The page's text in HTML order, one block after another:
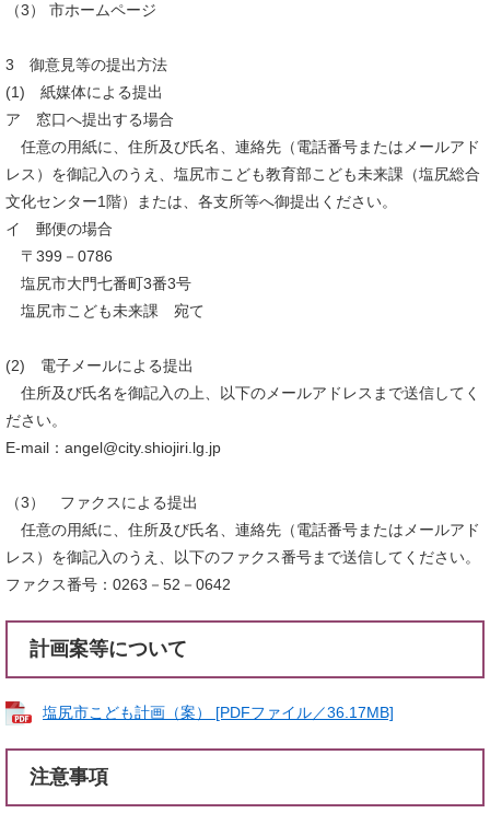
（3） 市ホームページ
3 御意見等の提出方法
(1) 紙媒体による提出
ア 窓口へ提出する場合
任意の用紙に、住所及び氏名、連絡先（電話番号またはメールアド
レス）を御記入のうえ、塩尻市こども教育部こども未来課（塩尻総合
文化センター1階）または、各支所等へ御提出ください。
イ 郵便の場合
〒399－0786
塩尻市大門七番町3番3号
塩尻市こども未来課 宛て
(2) 電子メールによる提出
住所及び氏名を御記入の上、以下のメールアドレスまで送信してく
ださい。
E-mail：angel@city.shiojiri.lg.jp
（3） ファクスによる提出
任意の用紙に、住所及び氏名、連絡先（電話番号またはメールアド
レス）を御記入のうえ、以下のファクス番号まで送信してください。
ファクス番号：0263－52－0642
計画案等について
塩尻市こども計画（案） [PDFファイル／36.17MB]
注意事項